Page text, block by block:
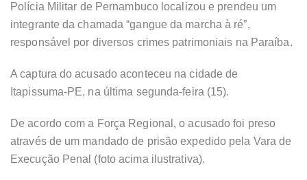
Polícia Militar de Pernambuco localizou e prendeu um
integrante da chamada “gangue da marcha à ré”,
responsável por diversos crimes patrimoniais na Paraíba.
A captura do acusado aconteceu na cidade de
Itapissuma-PE, na última segunda-feira (15).
De acordo com a Força Regional, o acusado foi preso
através de um mandado de prisão expedido pela Vara de
Execução Penal (foto acima ilustrativa).